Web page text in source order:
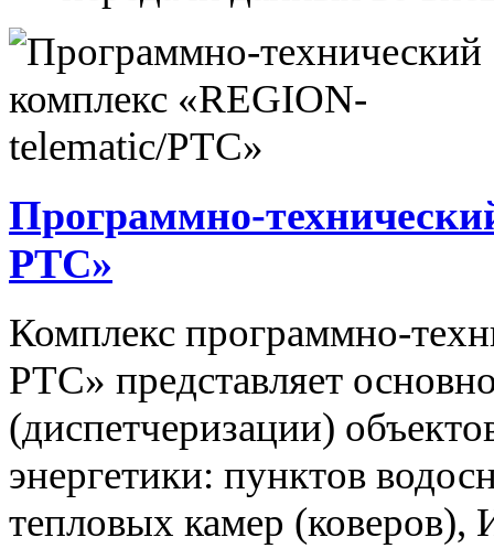
Программно-
РТС»
Комплекс программно-
РТС» представляет
(диспетчеризации)
энергетики: пунктов
тепловых камер